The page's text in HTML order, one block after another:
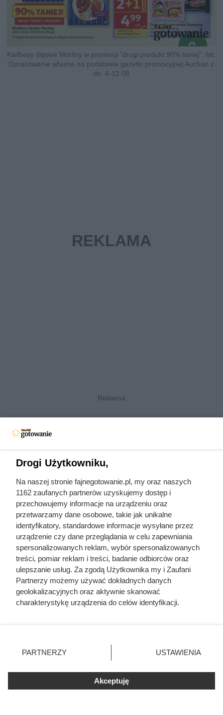
Kiełbasy śląskie Morliny w promocji "drugi produkt 90% taniej", fot.
Opracowanie własne na podstawie gazetki promocyjnej Auchan z
dn. 6-12.08
Czytaj także:
Wybrali najmodniejsze płytki sezonu. Już po kilku
miesiącach mieli ich dosyć
Nie wyrzucaj starych ściereczek z kuchni! Ten
domowy trik pomaga pozbyć się plam i zapachu
Zamiast bidetu zamontowali to przy toalecie.
Zaoszczędzili miejsce i kilka tysięcy złotych
Ta Polka trzymała w garści europejską elitę. Jej
majątek i osiągnięcia przyprawiają o zawrót głowy
Córki Młynarskiego przerwały milczenie. „Żyliśmy
Drogi Użytkowniku,
Na naszej stronie fajnegotowanie.pl, my oraz naszych
1162 zaufanych partnerów uzyskujemy dostęp i
przechowujemy informacje na urządzeniu oraz
przetwarzamy dane osobowe, takie jak unikalne
identyfikatory, standardowe informacje wysyłane przez
urządzenie czy dane przeglądania w celu zapewniania
spersonalizowanych reklam, wybór spersonalizowanych
treści, pomiar reklam i treści, badanie odbiorców oraz
ulepszanie usług. Za zgodą Użytkownika my i Zaufani
Partnerzy możemy używać dokładnych danych
geolokalizacyjnych oraz aktywnie skanować
charakterystykę urządzenia do celów identyfikacji.
zmienić/wycofać klikając przycisk ustawień prywatności
znajdujący się w lewym dolnym rogu strony
rodzaje przetwarzania danych nie wymagają zgody
użytkownika, ale masz prawo sprzeciwić się takiemu
przetwarzaniu. Preferencje będą miały zastosowania tylko
PARTNERZY USTAWIENIA
Akceptuję